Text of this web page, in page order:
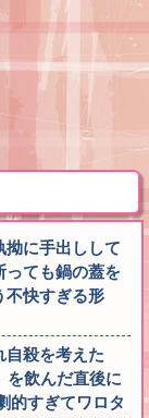
拗に手出しして
っても鍋の蓋を
不快すぎる形
自殺を考えた
飲んだ直後に
的すぎてワロタ